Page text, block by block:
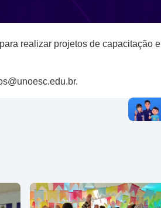
realizar projetos de capacitação e